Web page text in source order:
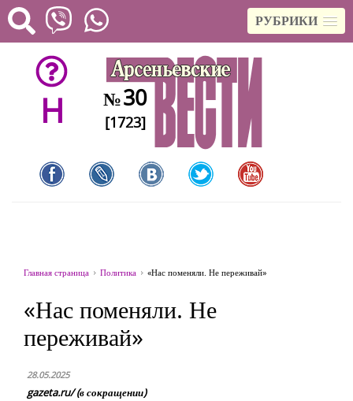
РУБРИКИ
H №30
[1723]
Главная страница Политика «Нас поменяли. Не переживай»
«Нас поменяли. Не
переживай»
28.05.2025
gazeta.ru/ (в сокращении)